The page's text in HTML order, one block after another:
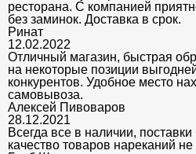
ресторана. С компанией
без заминок. Доставка в срок.
Ринат
12.02.2022
Отличный магазин, быстрая
на некоторые позиции
конкурентов. Удобное место
самовывоза.
Алексей Пивоваров
28.12.2021
Всегда все в наличии,
качество товаров нареканий